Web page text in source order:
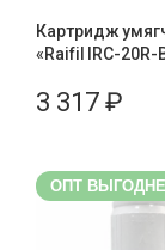
Картридж
«Raifil IRC-20R-
3 317 ₽
ОПТ